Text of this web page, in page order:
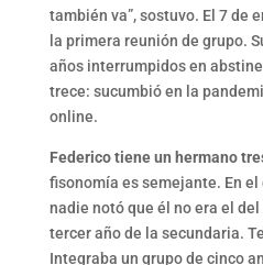
también va”, sostuvo. El 7 de
la primera reunión de grupo.
años interrumpidos en
trece: sucumbió en la
online.
Federico tiene un hermano
fisonomía es semejante. En
nadie notó que él no era el
tercer año de la secundaria.
Integraba un grupo de cinco